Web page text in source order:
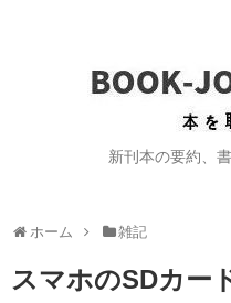
新刊本の要約、
ホーム 雑記
スマホのSDカー